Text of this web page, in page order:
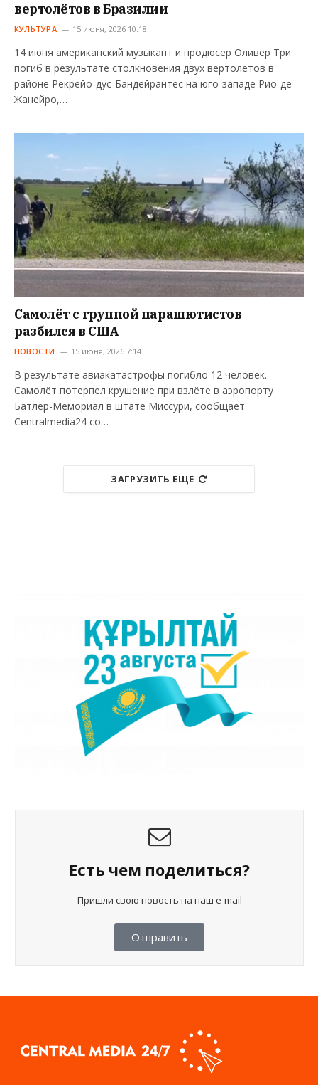
вертолётов в Бразилии
КУЛЬТУРА 15 июня, 2026 10:18
14 июня американский музыкант и продюсер Оливер Три
погиб в результате столкновения двух вертолётов в
районе Рекрейо-дус-Бандейрантес на юго-западе Рио-де-
Жанейро,…
Самолёт с группой парашютистов
разбился в США
НОВОСТИ 15 июня, 2026 7:14
В результате авиакатастрофы погибло 12 человек.
Самолёт потерпел крушение при взлёте в аэропорту
Батлер-Мемориал в штате Миссури, сообщает
Centralmedia24 со…
ЗАГРУЗИТЬ ЕЩЕ
Есть чем поделиться?
Пришли свою новость на наш e-mail
Отправить